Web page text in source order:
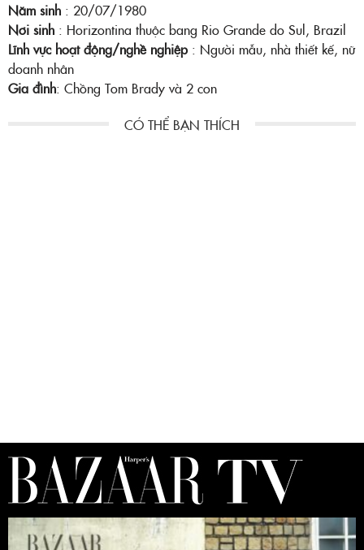
Năm sinh : 20/07/1980
Nơi sinh : Horizontina thuộc bang Rio Grande do Sul, Brazil
Lĩnh vực hoạt động/nghề nghiệp : Người mẫu, nhà thiết kế, nữ
doanh nhân
Gia đình: Chồng Tom Brady và 2 con